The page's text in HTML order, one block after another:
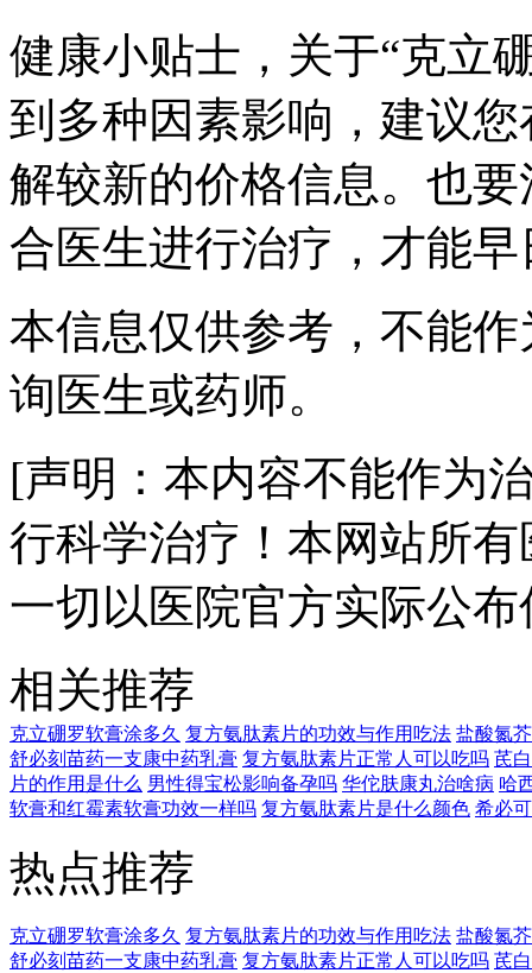
健康小贴士，关于“克立
到多种因素影响，建议
解较新的价格信息。也
合医生进行治疗，才能
本信息仅供参考，不能
询医生或药师。
[声明：本内容不能作为
行科学治疗！本网站所
一切以医院官方实际公
相关推荐
克立硼罗软膏涂多久 复方氨肽素片的功效与作用吃法 盐酸氮
舒必刻苗药一支康中药乳膏 复方氨肽素片正常人可以吃吗 芪
片的作用是什么 男性得宝松影响备孕吗 华佗肤康丸治啥病 哈
软膏和红霉素软膏功效一样吗 复方氨肽素片是什么颜色 希必
热点推荐
克立硼罗软膏涂多久 复方氨肽素片的功效与作用吃法 盐酸氮
舒必刻苗药一支康中药乳膏 复方氨肽素片正常人可以吃吗 芪